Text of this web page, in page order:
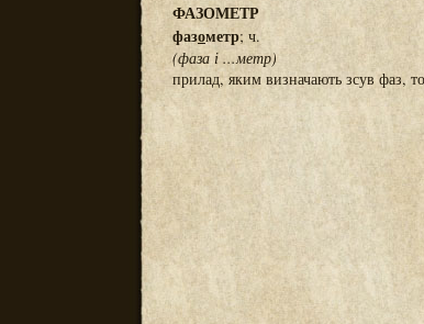
ФАЗОМЕТР
фазометр; ч.
(фаза і ...метр)
прилад, яким визначають зсув фаз,